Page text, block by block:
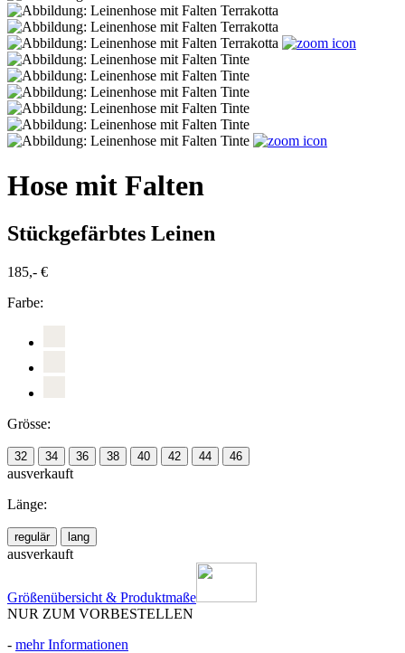
Hose mit Falten
Stückgefärbtes Leinen
185,- €
Farbe:
Grösse:
32 34 36 38 40 42 44 46
ausverkauft
Länge:
regulär lang
ausverkauft
Größenübersicht & Produktmaße
NUR ZUM VORBESTELLEN
- mehr Informationen